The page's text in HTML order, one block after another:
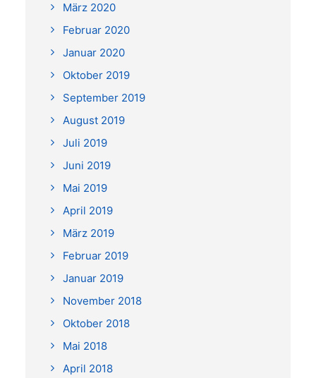
März 2020
Februar 2020
Januar 2020
Oktober 2019
September 2019
August 2019
Juli 2019
Juni 2019
Mai 2019
April 2019
März 2019
Februar 2019
Januar 2019
November 2018
Oktober 2018
Mai 2018
April 2018